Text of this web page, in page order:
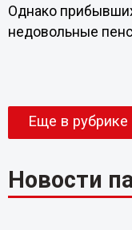
Однако
недовольные
Еще в рубрике
Новости